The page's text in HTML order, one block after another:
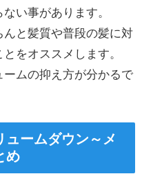
い事があります。
と髪質や普段の髪に対
をオススメします。
ムの抑え方が分かるで
ュームダウン～メ
め